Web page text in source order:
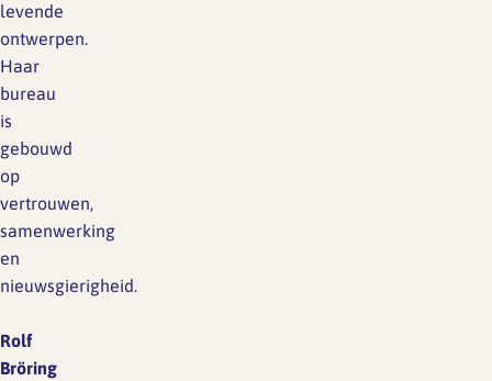
levende
ontwerpen.
Haar
bureau
is
gebouwd
op
vertrouwen,
samenwerking
en
nieuwsgierigheid.
Rolf
Bröring